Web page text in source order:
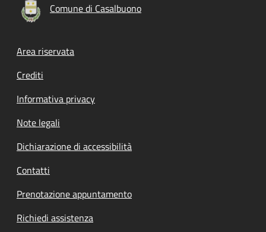
Comune di Casalbuono
Footer menu
Area riservata
Crediti
Informativa privacy
Note legali
Dichiarazione di accessibilità
Contatti
Prenotazione appuntamento
Richiedi assistenza